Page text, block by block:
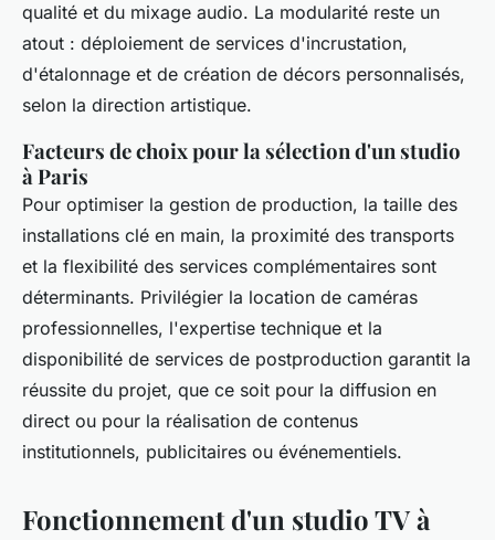
qualité et du mixage audio. La modularité reste un
atout : déploiement de services d'incrustation,
d'étalonnage et de création de décors personnalisés,
selon la direction artistique.
Facteurs de choix pour la sélection d'un studio
à Paris
Pour optimiser la gestion de production, la taille des
installations clé en main, la proximité des transports
et la flexibilité des services complémentaires sont
déterminants. Privilégier la location de caméras
professionnelles, l'expertise technique et la
disponibilité de services de postproduction garantit la
réussite du projet, que ce soit pour la diffusion en
direct ou pour la réalisation de contenus
institutionnels, publicitaires ou événementiels.
Fonctionnement d'un studio TV à